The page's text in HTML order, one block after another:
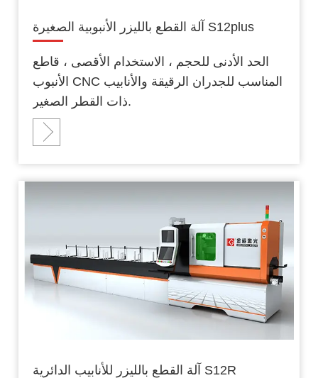
آلة القطع بالليزر الأنبوبية الصغيرة S12plus
الحد الأدنى للحجم ، الاستخدام الأقصى ، قاطع
الأنبوب CNC المناسب للجدران الرقيقة والأنابيب
ذات القطر الصغير.
آلة القطع بالليزر للأنابيب الدائرية S12R